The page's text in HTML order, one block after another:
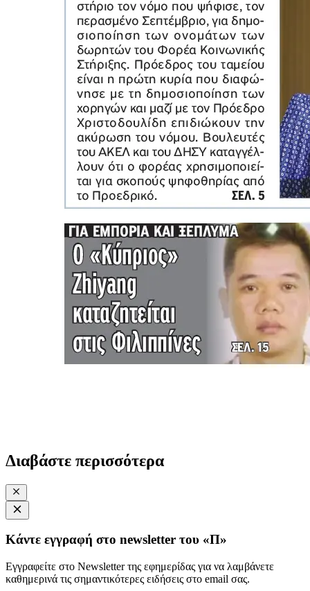
Διαβάστε περισσότερα
Κάντε εγγραφή στο newsletter του «Π»
Εγγραφείτε στο Newsletter της εφημερίδας για να λαμβάνετε
καθημερινά τις σημαντικότερες ειδήσεις στο email σας.